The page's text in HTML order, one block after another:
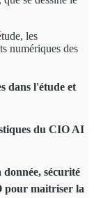
les
numériques des
dans l'étude et
du CIO AI
donnée, sécurité
pour maitriser la